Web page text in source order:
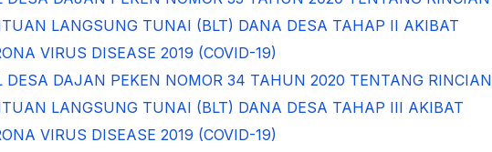
LANGSUNG TUNAI (BLT) DANA DESA TAHAP II AKIBAT
VIRUS DISEASE 2019 (COVID-19)
DESA DAJAN PEKEN NOMOR 34 TAHUN 2020 TENTANG RINCIAN
LANGSUNG TUNAI (BLT) DANA DESA TAHAP III AKIBAT
VIRUS DISEASE 2019 (COVID-19)